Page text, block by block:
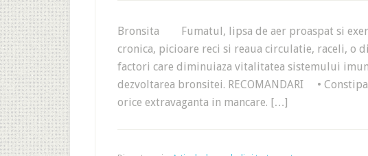
Bronsita Fumatul, lipsa de aer proaspat si
cronica, picioare reci si reaua circulatie, raceli, o
factori care diminuiaza vitalitatea sistemului
dezvoltarea bronsitei. RECOMANDARI •
orice extravaganta in mancare. […]